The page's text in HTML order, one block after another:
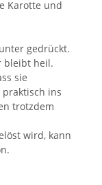
Karotte und
gedrückt.
bleibt heil.
sie
ins
trotzdem
wird, kann